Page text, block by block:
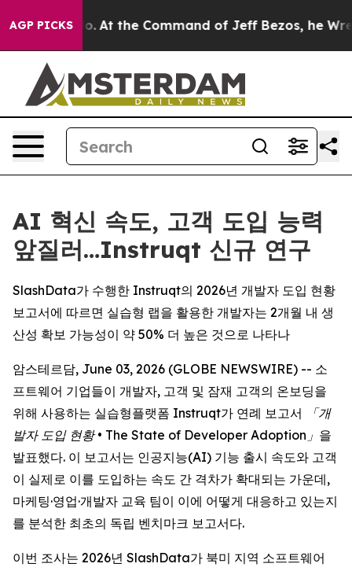
AGP PICKS
No. At the Command of Jeff Bezos, he
AI 혁신 속도, 고객 도입 능력
앞질러…Instruqt 신규 연구
SlashData가 수행한 Instruqt의 2026년 개발자 도입 현황
보고서에 따르면 실습형 랩을 활용한 개발자는 2개월 내 생
산성 확보 가능성이 약 50% 더 높은 것으로 나타나
암스테르담, June 03, 2026 (GLOBE NEWSWIRE) -- 소
프트웨어 기업들이 개발자, 고객 및 잠재 고객의 온보딩을
위해 사용하는 실습형플랫폼 Instruqt가 연례 보고서
「개
발자 도입 현황 • The State of Developer Adoption 」 을
발표했다. 이 보고서는 인공지능(AI) 기능 출시 속도와 고객
이 실제로 이를 도입하는 속도 간 격차가 확대되는 가운데,
마케팅·영업·개발자 교육 팀이 이에 어떻게 대응하고 있는지
를 분석한 최초의 독립 벤치마크 보고서다.
이번 조사는 2026년 SlashData가 북미 지역 소프트웨어